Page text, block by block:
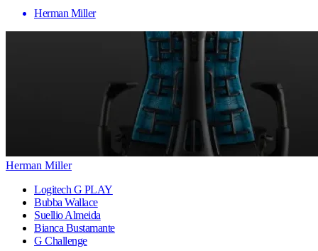
Herman Miller
Herman Miller
Logitech G PLAY
Bubba Wallace
Suellio Almeida
Bianca Bustamante
G Challenge